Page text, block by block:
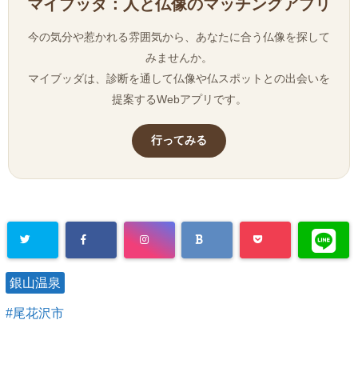
マイブッダ：人と仏像のマッチングアプリ
今の気分や惹かれる雰囲気から、あなたに合う仏像を探して
みませんか。
マイブッダは、診断を通して仏像や仏スポットとの出会いを
提案するWebアプリです。
行ってみる
銀山温泉
尾花沢市